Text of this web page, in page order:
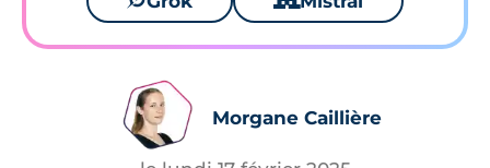
Morgane Caillière